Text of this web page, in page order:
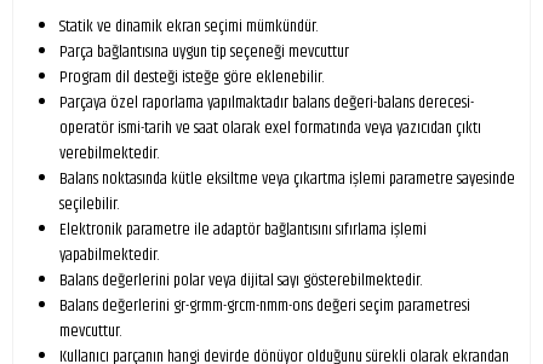
Statik ve dinamik ekran seçimi mümkündür.
Parça bağlantısına uygun tip seçeneği mevcuttur
Program dil desteği isteğe göre eklenebilir.
Parçaya özel raporlama yapılmaktadır balans değeri-balans derecesi-
operatör ismi-tarih ve saat olarak exel formatında veya yazıcıdan çıktı
verebilmektedir.
Balans noktasında kütle eksiltme veya çıkartma işlemi parametre sayesinde
seçilebilir.
Elektronik parametre ile adaptör bağlantısını sıfırlama işlemi
yapabilmektedir.
Balans değerlerini polar veya dijital sayı gösterebilmektedir.
Balans değerlerini gr-grmm-grcm-nmm-ons değeri seçim parametresi
mevcuttur.
Kullanıcı parçanın hangi devirde dönüyor olduğunu sürekli olarak ekrandan